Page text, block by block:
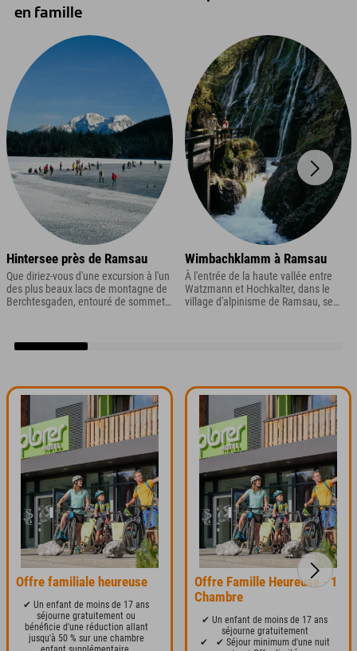
en famille
Hintersee près de Ramsau
Que diriez-vous d'une excursion à l'un
des plus beaux lacs de montagne de
Berchtesgaden, entouré de sommets,
peu cliché, mais c'est exactement ce
que propose le Hintersee, près de
Wimbachklamm à Ramsau
À l'entrée de la haute vallée entre
Watzmann et Hochkalter, dans le
village d'alpinisme de Ramsau, se
Offre familiale heureuse
✔ Un enfant de moins de 17 ans
séjourne gratuitement ou
bénéficie d'une réduction allant
jusqu'à 50 % sur une chambre
Offre Famille Heureuse - 1
Chambre
✔ Un enfant de moins de 17 ans
séjourne gratuitement
✔
✔ Séjour minimum d'une nuit